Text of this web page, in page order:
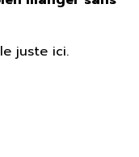
juste ici.